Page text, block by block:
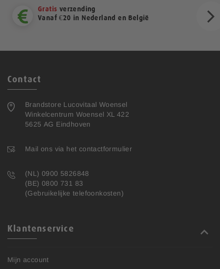
Gratis verzending
Vanaf €20 in Nederland en België
Contact
Brandstore Lucovitaal Woensel
Winkelcentrum Woensel XL 422
5625 AG Eindhoven
Mail ons via het contactformulier
(NL) 0900 5826848
(BE) 0800 731 83
(Gebruikelijke telefoonkosten)
Klantenservice
Mijn account